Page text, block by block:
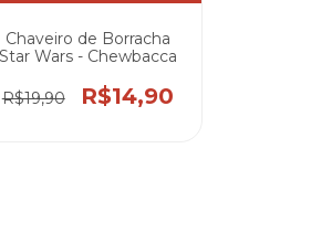
Chaveiro de Borracha
Star Wars - Chewbacca
R$19,90 R$14,90